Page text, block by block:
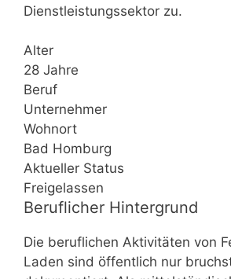
Dienstleistungssektor zu.
Alter
28 Jahre
Beruf
Unternehmer
Wohnort
Bad Homburg
Aktueller Status
Freigelassen
Beruflicher Hintergrund
Die beruflichen Aktivitäten von
Laden sind öffentlich nur